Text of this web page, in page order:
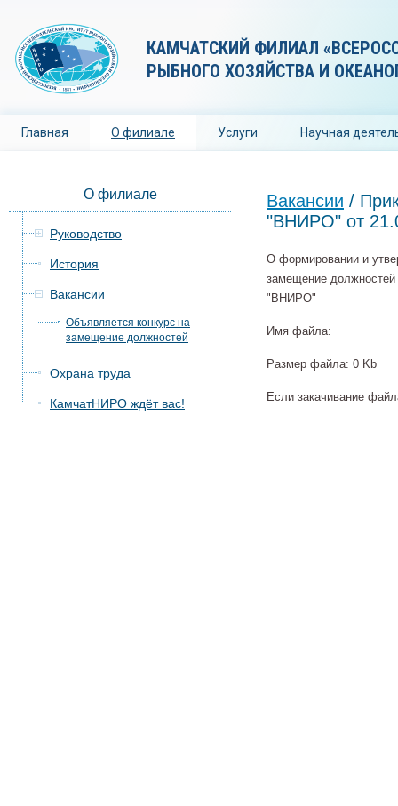
КАМЧАТСКИЙ ФИЛИАЛ
РЫБНОГО ХОЗЯЙСТВА И
Главная О филиале Услуги Научная
О филиале
Руководство
История
Вакансии
Объявляется конкурс на
замещение должностей
Охрана труда
КамчатНИРО ждёт вас!
Вакансии /
"ВНИРО" от
О формировании и
замещение
"ВНИРО"
Имя файла:
Размер файла: 0 Kb
Если закачивание